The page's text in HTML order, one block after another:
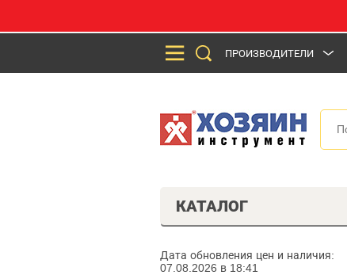
ПРОИЗВОДИТЕЛИ
КАТАЛОГ
Дата обновления цен и наличия:
07.08.2026 в 18:41